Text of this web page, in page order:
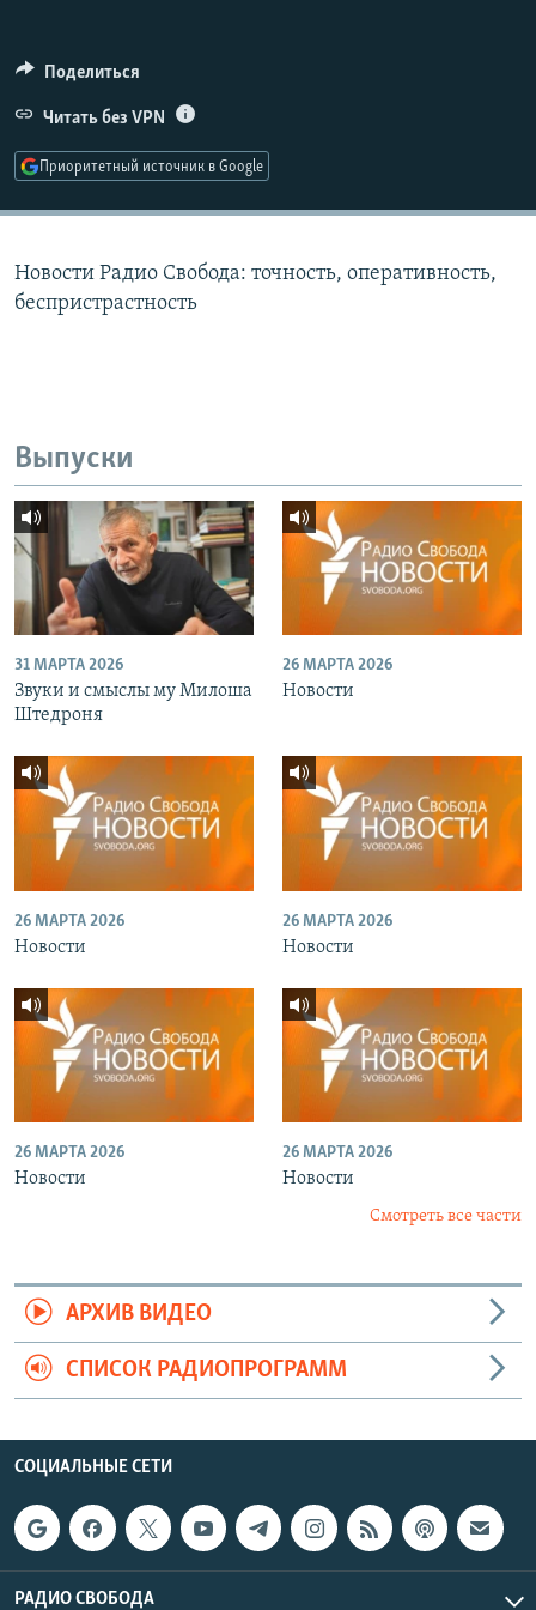
ПОДПИШИТЕСЬ НА РАССЫЛКУ
СОЦИАЛЬНЫЕ СЕТИ
Поделиться
Читать без VPN
Приоритетный источник в Google
Новости Радио Свобода: точность, оперативность,
беспристрастность
Выпуски
31 МАРТА 2026
Звуки и смыслы му Милоша
Штедроня
26 МАРТА 2026
Новости
26 МАРТА 2026
Новости
26 МАРТА 2026
Новости
26 МАРТА 2026
Новости
26 МАРТА 2026
Новости
Смотреть все части
АРХИВ ВИДЕО
СПИСОК РАДИОПРОГРАММ
СОЦИАЛЬНЫЕ СЕТИ
РАДИО СВОБОДА